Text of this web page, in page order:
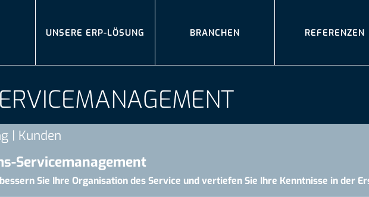
UNSERE ERP-LÖSUNG BRANCHEN REFERENZEN
| Kunden
Servicemanagement
Sie Ihre Organisation des Service und vertiefen Sie Ihre Kenntnisse in der